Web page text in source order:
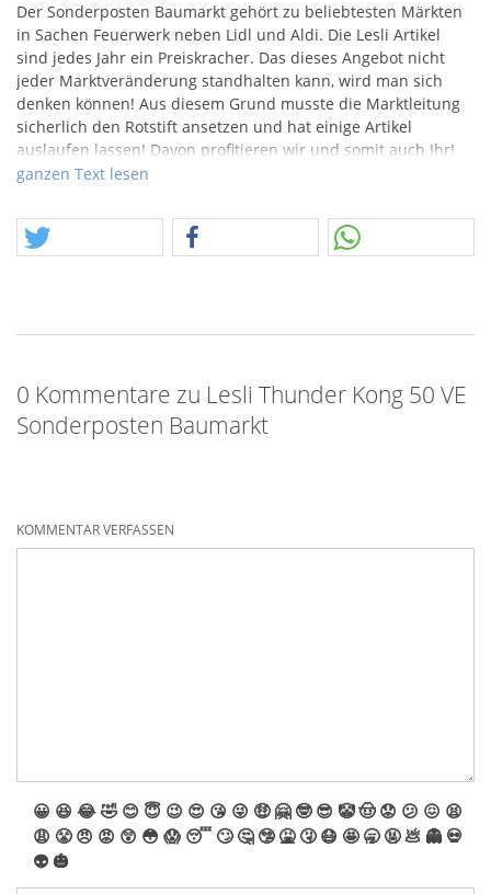
Der Sonderposten Baumarkt gehört zu beliebtesten Märkten
in Sachen Feuerwerk neben Lidl und Aldi. Die Lesli Artikel
sind jedes Jahr ein Preiskracher. Das dieses Angebot nicht
jeder Marktveränderung standhalten kann, wird man sich
denken können! Aus diesem Grund musste die Marktleitung
sicherlich den Rotstift ansetzen und hat einige Artikel
auslaufen lassen! Davon profitieren wir und somit auch Ihr!
Was waren das noch Zeiten! Ein Angebot, bei dem ich heute
mit der Fülle an Single Shots, welche im Rahmen der
Hollandposten eine neue Preisdimension angenommen hat,
Aktionspreis bald wieder konkurrenzfähig. Die knuffig kleine
VE ist aber trotzdem ganz nett und man kann sie problemlos
versenden – also her damit!
ganzen Text lesen
0 Kommentare zu Lesli Thunder Kong 50 VE
Sonderposten Baumarkt
KOMMENTAR VERFASSEN
😀 😆 😂🤣 😊 😇 😉 😍 😘 😜 🤑 🤗 🤓 😎 🤡🤠 😟 😕 😖 😫
😩 😤 😠 😡 😲 😳 😱 😴 🙄 🤔 🤥 🤮 🤧 😷 🤩 🥱 🤬 💩 👻 💀
👽 🎃